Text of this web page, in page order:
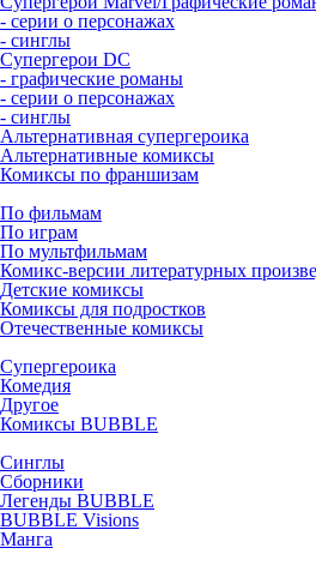
- серии о персонажах
- синглы
Супергерои DC
- графические романы
- серии о персонажах
- синглы
Альтернативная супергероика
Альтернативные комиксы
Комиксы по франшизам
По фильмам
По играм
По мультфильмам
Комикс-версии литературных
Детские комиксы
Комиксы для подростков
Отечественные комиксы
Супергероика
Комедия
Другое
Комиксы BUBBLE
Синглы
Сборники
Легенды BUBBLE
BUBBLE Visions
Манга